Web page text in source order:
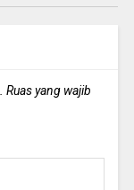
Ruas yang wajib